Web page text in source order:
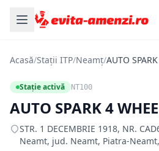
Acasă/Stații ITP/Neamț/AUTO
Stație activă NT100
AUTO SPARK 4
STR. 1 DECEMBRIE 1918, NR.
Neamt, jud. Neamt, Piatra-